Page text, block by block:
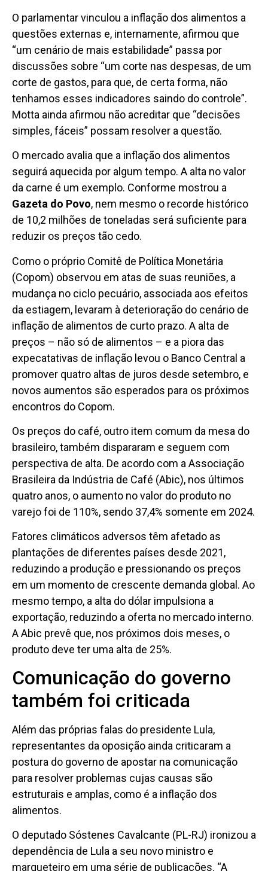
O parlamentar vinculou a inflação dos alimentos a
questões externas e, internamente, afirmou que
“um cenário de mais estabilidade” passa por
discussões sobre “um corte nas despesas, de um
corte de gastos, para que, de certa forma, não
tenhamos esses indicadores saindo do controle”.
Motta ainda afirmou não acreditar que “decisões
simples, fáceis” possam resolver a questão.
O mercado avalia que a inflação dos alimentos
seguirá aquecida por algum tempo. A alta no valor
da carne é um exemplo. Conforme mostrou a
Gazeta do Povo, nem mesmo o recorde histórico
de 10,2 milhões de toneladas será suficiente para
reduzir os preços tão cedo.
Como o próprio Comitê de Política Monetária
(Copom) observou em atas de suas reuniões, a
mudança no ciclo pecuário, associada aos efeitos
da estiagem, levaram à deterioração do cenário de
inflação de alimentos de curto prazo. A alta de
preços – não só de alimentos – e a piora das
expecatativas de inflação levou o Banco Central a
promover quatro altas de juros desde setembro, e
novos aumentos são esperados para os próximos
encontros do Copom.
Os preços do café, outro item comum da mesa do
brasileiro, também dispararam e seguem com
perspectiva de alta. De acordo com a Associação
Brasileira da Indústria de Café (Abic), nos últimos
quatro anos, o aumento no valor do produto no
varejo foi de 110%, sendo 37,4% somente em 2024.
Fatores climáticos adversos têm afetado as
plantações de diferentes países desde 2021,
reduzindo a produção e pressionando os preços
em um momento de crescente demanda global. Ao
mesmo tempo, a alta do dólar impulsiona a
exportação, reduzindo a oferta no mercado interno.
A Abic prevê que, nos próximos dois meses, o
produto deve ter uma alta de 25%.
Comunicação do governo
também foi criticada
Além das próprias falas do presidente Lula,
representantes da oposição ainda criticaram a
postura do governo de apostar na comunicação
para resolver problemas cujas causas são
estruturais e amplas, como é a inflação dos
alimentos.
O deputado Sóstenes Cavalcante (PL-RJ) ironizou a
dependência de Lula a seu novo ministro e
marqueteiro em uma série de publicações. “A